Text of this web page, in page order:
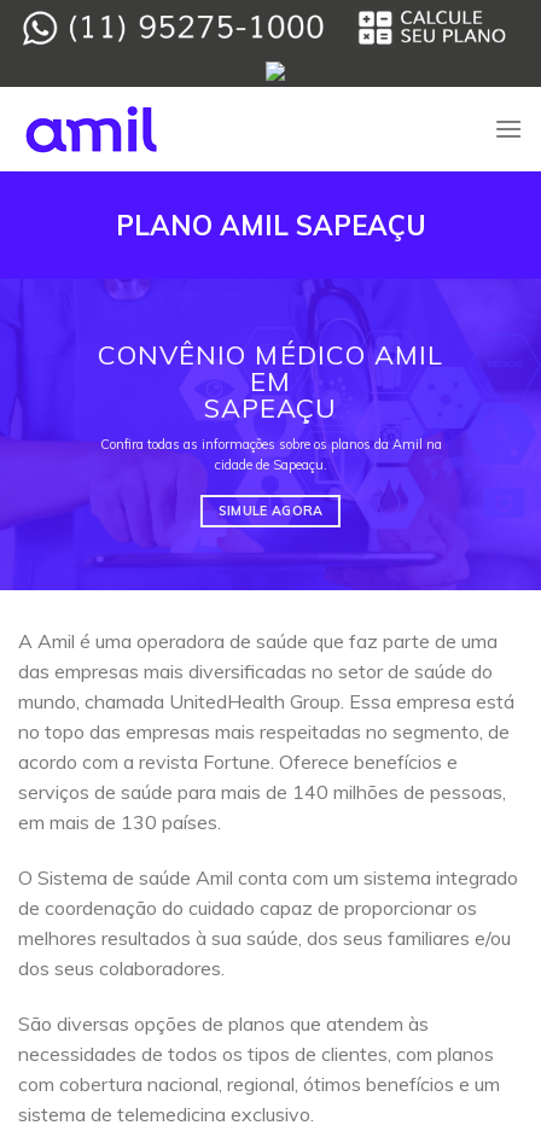
Skip
PLANO AMIL SAPEAÇU
CONVÊNIO MÉDICO AMIL
EM
SAPEAÇU
Confira todas as informações sobre os planos da Amil na
cidade de Sapeaçu.
SIMULE AGORA
A Amil é uma operadora de saúde que faz parte de uma
das empresas mais diversificadas no setor de saúde do
mundo, chamada UnitedHealth Group. Essa empresa está
no topo das empresas mais respeitadas no segmento, de
acordo com a revista Fortune. Oferece benefícios e
serviços de saúde para mais de 140 milhões de pessoas,
em mais de 130 países.
O Sistema de saúde Amil conta com um sistema integrado
de coordenação do cuidado capaz de proporcionar os
melhores resultados à sua saúde, dos seus familiares e/ou
dos seus colaboradores.
São diversas opções de planos que atendem às
necessidades de todos os tipos de clientes, com planos
com cobertura nacional, regional, ótimos benefícios e um
sistema de telemedicina exclusivo.